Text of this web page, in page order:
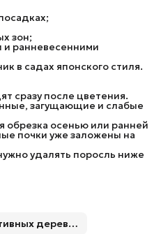
зон;
и ранневесенними
в садах японского стиля.
сразу после цветения.
загущающие и слабые
обрезка осенью или ранней
почки уже заложены на
удалять поросль ниже
Прочие саженцы декоративных деревьев и кустарников